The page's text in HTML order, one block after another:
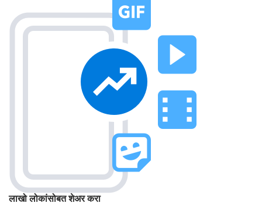
लाखो लोकांसोबत शेअर करा